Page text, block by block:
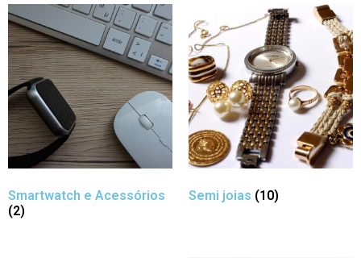
Smartwatch e Acessórios
(2)
Semi joias (10)